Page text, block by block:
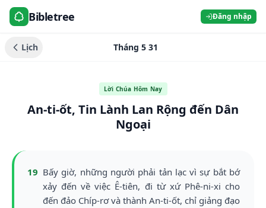
Bibletree Đăng nhập
Lịch Tháng 5 31
Lời Chúa Hôm Nay
An-ti-ốt, Tin Lành Lan Rộng đến Dân
Ngoại
19 Bấy giờ, những người phải tản lạc vì sự bắt bớ
xảy đến về việc Ê-tiên, đi từ xứ Phê-ni-xi cho
đến đảo Chíp-rơ và thành An-ti-ốt, chỉ giảng đạo